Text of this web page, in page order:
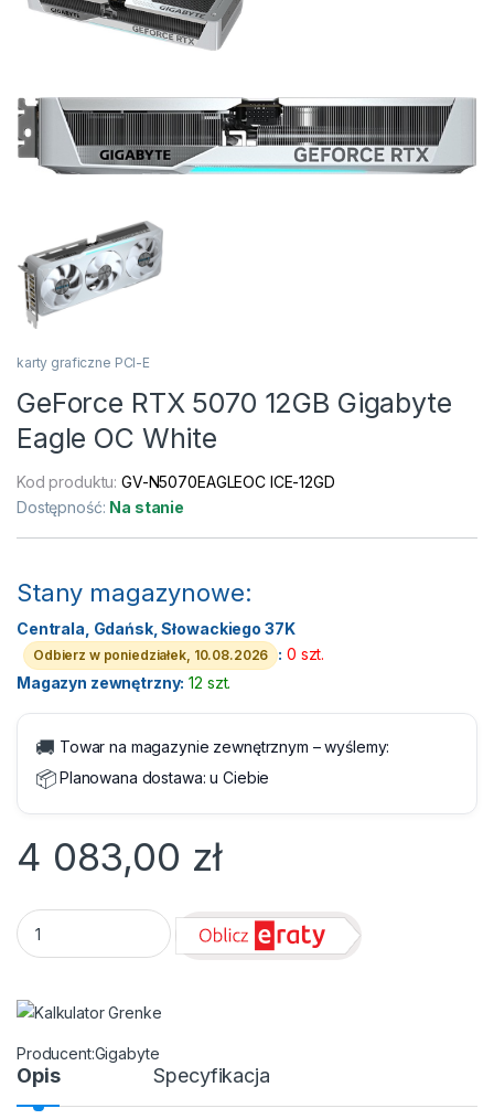
karty graficzne PCI-E
GeForce RTX 5070 12GB Gigabyte
Eagle OC White
Kod produktu:GV-N5070EAGLEOC ICE-12GD
Dostępność: Na stanie
Stany magazynowe:
Centrala, Gdańsk, Słowackiego 37K
Odbierz w poniedziałek, 10.08.2026 : 0 szt.
Magazyn zewnętrzny: 12 szt.
🚚 Towar na magazynie zewnętrznym – wyślemy:
📦Planowana dostawa:u Ciebie
4 083,00 zł
GeForce RTX 5070 12GB Gigabyte Eagle OC White quantity
Gigabyte
Opis Specyfikacja